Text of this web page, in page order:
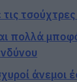
τις
πολλά